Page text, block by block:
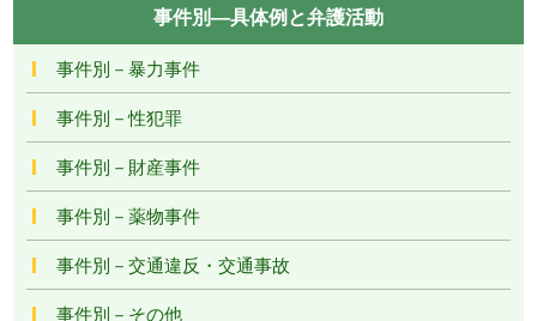
事件別―具体例と弁護活動
事件別－暴力事件
事件別－性犯罪
事件別－財産事件
事件別－薬物事件
事件別－交通違反・交通事故
事件別－その他